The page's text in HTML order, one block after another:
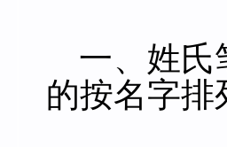
一、姓氏
的按名字排